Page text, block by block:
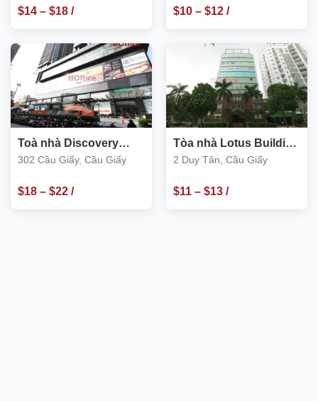
$14– $18/
m2
$10– $12/
Toà nhà Discovery
Complex 302 Cầu Giấy
302 Cầu Giấy, Cầu Giấy
$18– $22/
Tòa nhà Lotus Building
Số 2 Duy Tân, Cầu Giấy
2 Duy Tân, Cầu Giấy
$11– $13/